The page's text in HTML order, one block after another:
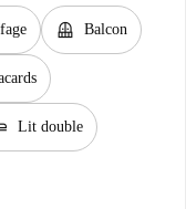
balcony Balcon
Lit double